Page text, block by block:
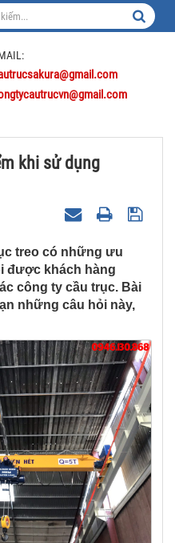
khi sử dụng
treo có những ưu
được khách hàng
công ty cầu trục. Bài
những câu hỏi này,